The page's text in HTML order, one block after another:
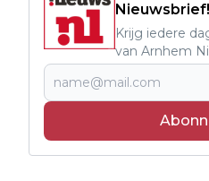
Nieuwsbrief!
Krijg iedere
van Arnhem